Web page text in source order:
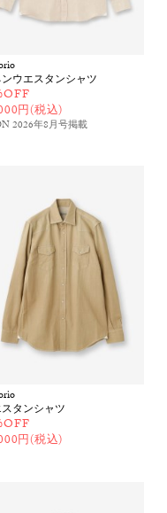
ウエスタンシャツ
円(税込)
2026年8月号掲載
タンシャツ
円(税込)